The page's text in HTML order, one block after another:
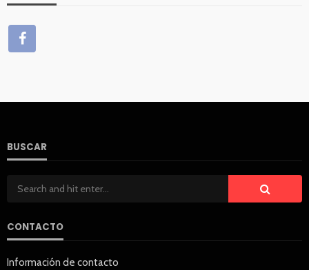
BUSCAR
CONTACTO
Información de contacto